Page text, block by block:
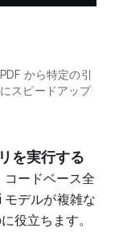
から特定の引
スピードアップ
を実行する
ードベース全
モデルが複雑な
役立ちます。